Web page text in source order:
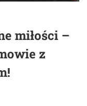
miłości –
z